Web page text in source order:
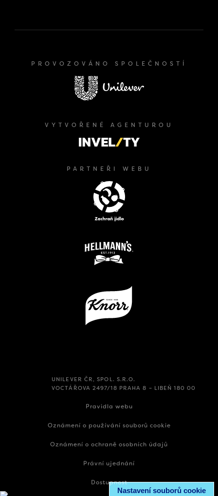
Nastavení souborů cookie
PROVOZOVÁNO SPOLEČNOSTÍ
VYTVOŘENÉ AGENTUROU
PARTNEŘI WEBU
UNILEVER ČR, SPOL. S.R.O.
VOCTÁŘOVA 2497/18 PRAHA 8 – LIBEŇ 180 00
Pravidla webu
Oznámení o používání souborů cookie
Oznámení o ochraně osobních údajů
Právní ujednání
Dostupnost